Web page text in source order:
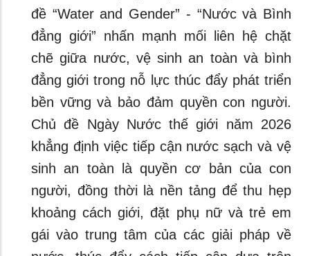
đề “Water and Gender” - “Nước và Bình
đẳng giới” nhấn mạnh mối liên hệ chặt
chẽ giữa nước, vệ sinh an toàn và bình
đẳng giới trong nỗ lực thúc đẩy phát triển
bền vững và bảo đảm quyền con người.
Chủ đề Ngày Nước thế giới năm 2026
khẳng định việc tiếp cận nước sạch và vệ
sinh an toàn là quyền cơ bản của con
người, đồng thời là nền tảng để thu hẹp
khoảng cách giới, đặt phụ nữ và trẻ em
gái vào trung tâm của các giải pháp về